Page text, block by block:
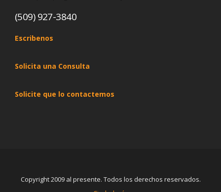
(509) 927-3840
Escribenos
Solicita una Consulta
Solicite que lo contactemos
Copyright 2009 al presente. Todos los derechos reservados.